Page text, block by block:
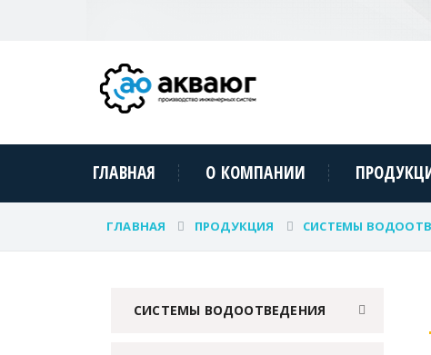
ГЛАВНАЯ О КОМПАНИИ
ГЛАВНАЯ ПРОДУКЦИЯ СИСТЕМЫ
СИСТЕМЫ ВОДООТВЕДЕНИЯ